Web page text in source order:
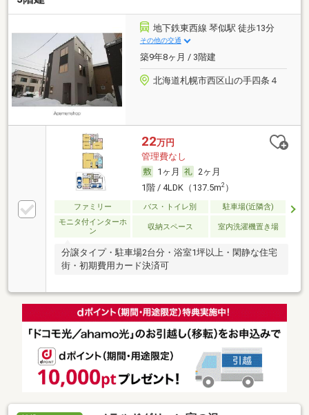
地下鉄東西線 琴似駅 徒歩13分
その他の交通
築9年8ヶ月 / 3階建
北海道札幌市西区山の手四条４
22万円
管理費なし
1ヶ月
2ヶ月
1階 / 4LDK（137.5m2）
ファミリー バス・トイレ別
駐車場(近隣含)
モニタ付インターホ
ン
収納スペース 室内洗濯機置き場
分譲タイプ・駐車場2台分・浴室1坪以上・閑静な住宅
街・初期費用カード決済可